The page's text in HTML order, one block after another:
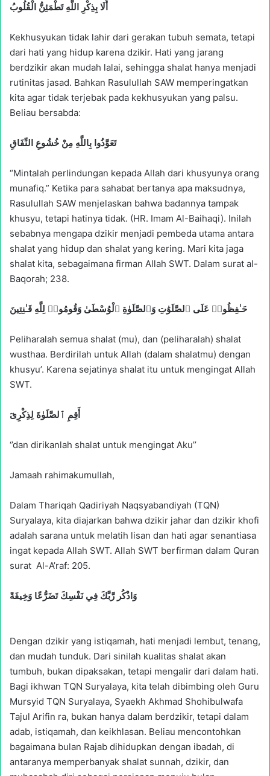
أَلَا بِذِكْرِ اللَّهِ تَطْمَئِنُّ الْقُلُوبُ
Kekhusyukan tidak lahir dari gerakan tubuh semata, tetapi
dari hati yang hidup karena dzikir. Hati yang jarang
berdzikir akan mudah lalai, sehingga shalat hanya menjadi
rutinitas jasad. Bahkan Rasulullah SAW memperingatkan
kita agar tidak terjebak pada kekhusyukan yang palsu.
Beliau bersabda:
تَعَوَّذُوا بِاللَّهِ مِنْ خُشُوعِ النِّفَاقِ
“Mintalah perlindungan kepada Allah dari khusyunya orang
munafiq.” Ketika para sahabat bertanya apa maksudnya,
Rasulullah SAW menjelaskan bahwa badannya tampak
khusyu, tetapi hatinya tidak. (HR. Imam Al-Baihaqi). Inilah
sebabnya mengapa dzikir menjadi pembeda utama antara
shalat yang hidup dan shalat yang kering. Mari kita jaga
shalat kita, sebagaimana firman Allah SWT. Dalam surat al-
Baqorah; 238.
حَـٰفِظُوا۟ عَلَى ٱلصَّلَوَٰتِ وَٱلصَّلَوٰةِ ٱلْوُسْطَىٰ وَقُومُوا۟ لِلَّهِ قَـٰنِتِينَ
Peliharalah semua shalat (mu), dan (peliharalah) shalat
wusthaa. Berdirilah untuk Allah (dalam shalatmu) dengan
khusyu’. Karena sejatinya shalat itu untuk mengingat Allah
SWT.
أَقِمِ ٱلصَّلَوٰةَ لِذِكْرِ ىٓ
‘’dan dirikanlah shalat untuk mengingat Aku’’
Jamaah rahimakumullah,
Dalam Thariqah Qadiriyah Naqsyabandiyah (TQN)
Suryalaya, kita diajarkan bahwa dzikir jahar dan dzikir khofi
adalah sarana untuk melatih lisan dan hati agar senantiasa
ingat kepada Allah SWT. Allah SWT berfirman dalam Quran
surat Al-A’raf: 205.
وَاذْكُر رَّبَّكَ فِي نَفْسِكَ تَضَرُّعًا وَخِيفَةً
Dengan dzikir yang istiqamah, hati menjadi lembut, tenang,
dan mudah tunduk. Dari sinilah kualitas shalat akan
tumbuh, bukan dipaksakan, tetapi mengalir dari dalam hati.
Bagi ikhwan TQN Suryalaya, kita telah dibimbing oleh Guru
Mursyid TQN Suryalaya, Syaekh Akhmad Shohibulwafa
Tajul Arifin ra, bukan hanya dalam berdzikir, tetapi dalam
adab, istiqamah, dan keikhlasan. Beliau mencontohkan
bagaimana bulan Rajab dihidupkan dengan ibadah, di
antaranya memperbanyak shalat sunnah, dzikir, dan